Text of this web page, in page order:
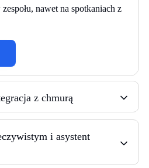
nawet na spotkaniach z
z chmurą
i asystent